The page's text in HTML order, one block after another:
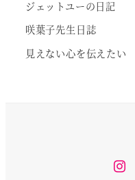
ジェットユーの日記
咲葉子先生日誌
見えない心を伝えたい